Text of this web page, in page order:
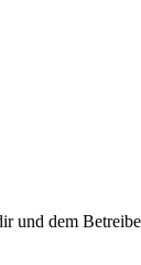
dem